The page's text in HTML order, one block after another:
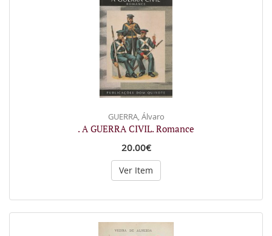
GUERRA, Álvaro
. A GUERRA CIVIL. Romance
20.00€
Ver Item